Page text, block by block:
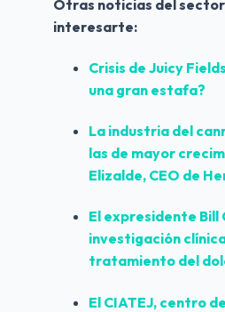
Otras noticias del
interesarte:
Crisis de Juicy
una gran estafa?
La industria del
las de mayor
Elizalde, CEO de
El expresidente Bill
investigación
tratamiento del
El CIATEJ, centro